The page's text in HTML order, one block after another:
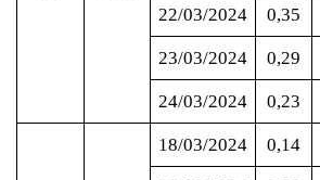
22/03/2024 0,35
23/03/2024 0,29
24/03/2024 0,23
18/03/2024 0,14